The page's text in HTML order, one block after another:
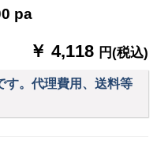
pa
￥ 4,118 円(税込)
す。代理費用、送料等